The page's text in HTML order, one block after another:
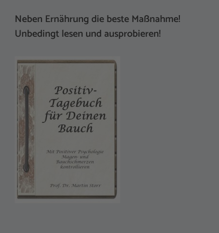
Neben Ernährung die beste Maßnahme!
Unbedingt lesen und ausprobieren!